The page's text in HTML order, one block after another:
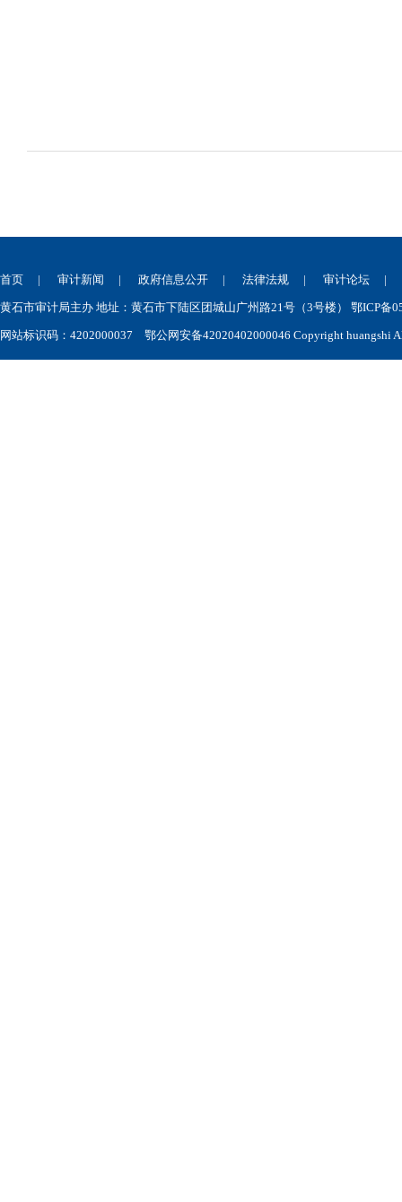
首页 | 审计新闻 | 政府信息公开 | 法律法规 | 审计论坛
黄石市审计局主办 地址：黄石市下陆区团城山广州路21号（3号楼） 鄂ICP备
网站标识码：4202000037 鄂公网安备42020402000046 Copyright huangshi